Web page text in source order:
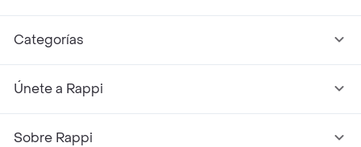
Categorías
Únete a Rappi
Sobre Rappi